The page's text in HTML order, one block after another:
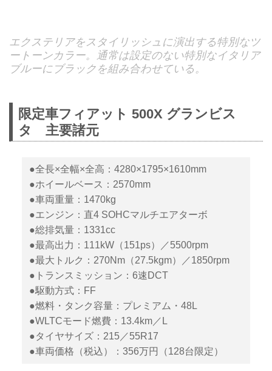
エクステリアをスタイリッシュに演出する特別なツ
ートーンカラー。通常は設定のない特別なイタリア
ブルーにブラックを組み合わせている。
限定車フィアット 500X グランビス
タ 主要諸元
●全長×全幅×全高：4280×1795×1610mm
●ホイールベース：2570mm
●車両重量：1470kg
●エンジン：直4 SOHCマルチエアターボ
●総排気量：1331cc
●最高出力：111kW（151ps）／5500rpm
●最大トルク：270Nm（27.5kgm）／1850rpm
●トランスミッション：6速DCT
●駆動方式：FF
●燃料・タンク容量：プレミアム・48L
●WLTCモード燃費：13.4km／L
●タイヤサイズ：215／55R17
●車両価格（税込）：356万円（128台限定）